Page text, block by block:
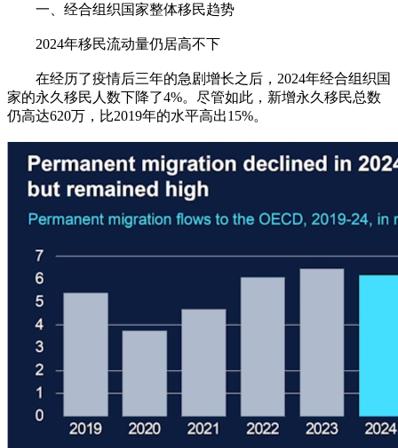
一、经合组织国家整体移民趋势
2024年移民流动量仍居高不下
在经历了疫情后三年的急剧增长之后，2024年经合组织国
家的永久移民人数下降了4%。尽管如此，新增永久移民总数
仍高达620万，比2019年的水平高出15%。